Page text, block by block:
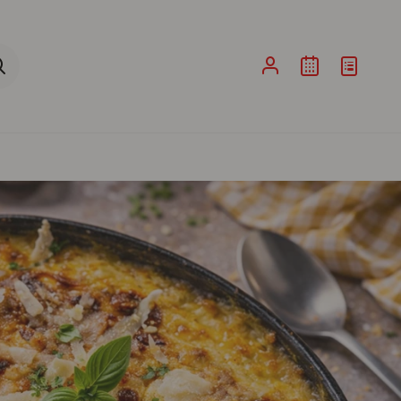
de Pesquisa ao submeter a sua pesquisa